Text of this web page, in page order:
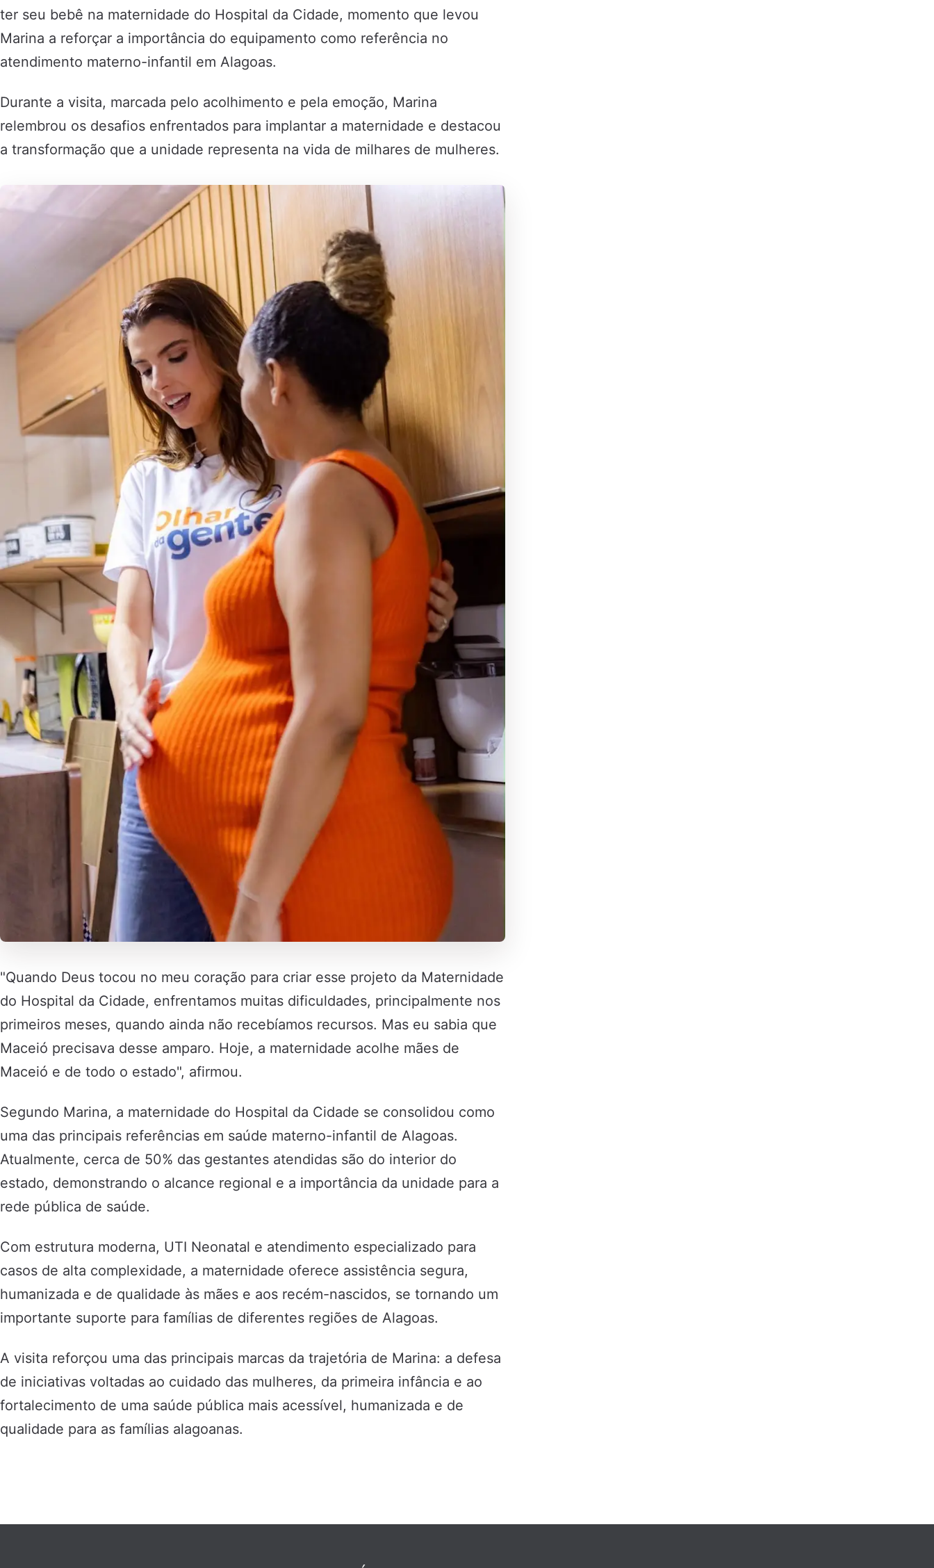
ter seu bebê na maternidade do Hospital da Cidade, momento que levou
Marina a reforçar a importância do equipamento como referência no
atendimento materno-infantil em Alagoas.
Durante a visita, marcada pelo acolhimento e pela emoção, Marina
relembrou os desafios enfrentados para implantar a maternidade e destacou
a transformação que a unidade representa na vida de milhares de mulheres.
"Quando Deus tocou no meu coração para criar esse projeto da Maternidade
do Hospital da Cidade, enfrentamos muitas dificuldades, principalmente nos
primeiros meses, quando ainda não recebíamos recursos. Mas eu sabia que
Maceió precisava desse amparo. Hoje, a maternidade acolhe mães de
Maceió e de todo o estado", afirmou.
Segundo Marina, a maternidade do Hospital da Cidade se consolidou como
uma das principais referências em saúde materno-infantil de Alagoas.
Atualmente, cerca de 50% das gestantes atendidas são do interior do
estado, demonstrando o alcance regional e a importância da unidade para a
rede pública de saúde.
Com estrutura moderna, UTI Neonatal e atendimento especializado para
casos de alta complexidade, a maternidade oferece assistência segura,
humanizada e de qualidade às mães e aos recém-nascidos, se tornando um
importante suporte para famílias de diferentes regiões de Alagoas.
A visita reforçou uma das principais marcas da trajetória de Marina: a defesa
de iniciativas voltadas ao cuidado das mulheres, da primeira infância e ao
fortalecimento de uma saúde pública mais acessível, humanizada e de
qualidade para as famílias alagoanas.